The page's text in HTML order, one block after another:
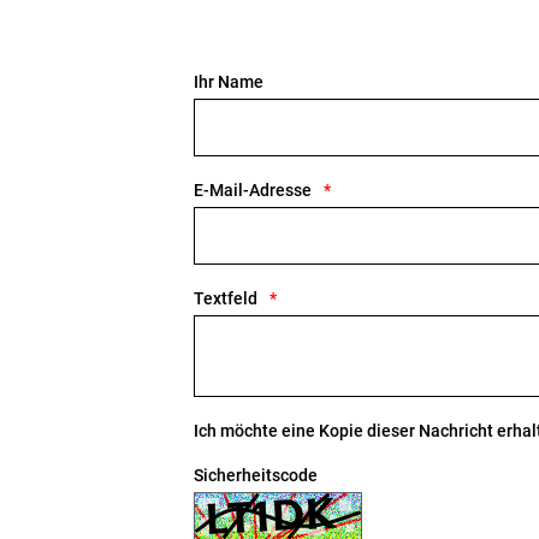
Ihr Name
E-Mail-Adresse
Textfeld
Ich möchte eine Kopie dieser Nachricht
Sicherheitscode